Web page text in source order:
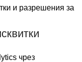
и разрешения за
чрез